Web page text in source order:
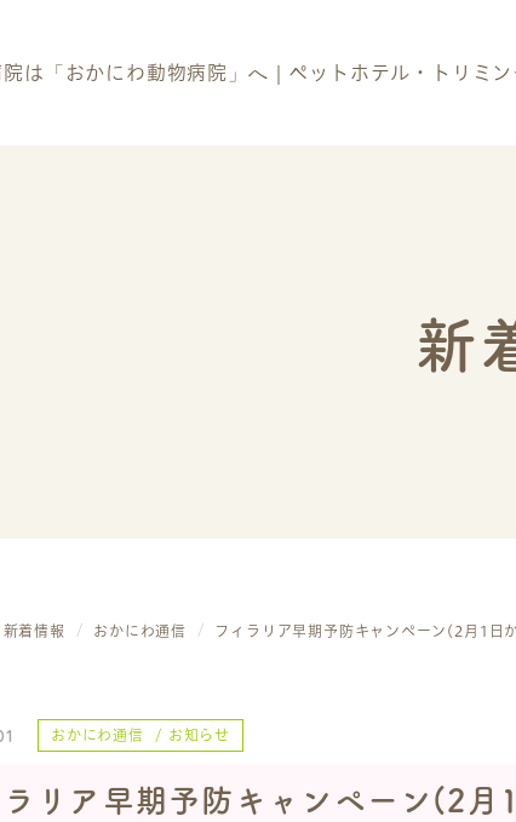
新
新着情報 おかにわ通信 フィラリア早期予防キャンペーン(2月1日
おかにわ通信 お知らせ
ラリア早期予防キャンペーン(2